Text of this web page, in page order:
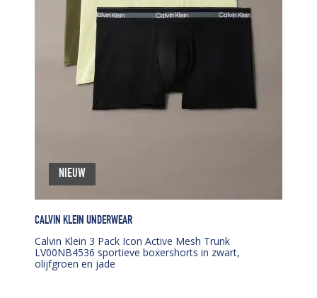
CALVIN KLEIN UNDERWEAR
Calvin Klein 3 Pack Icon Active Mesh Trunk
LV00NB4536 sportieve boxershorts in zwart,
olijfgroen en jade
NIEUW